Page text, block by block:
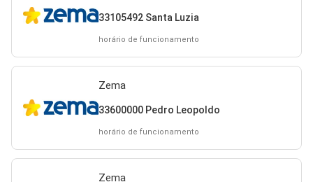
33105492 Santa Luzia
horário de funcionamento
Zema
33600000 Pedro Leopoldo
horário de funcionamento
Zema